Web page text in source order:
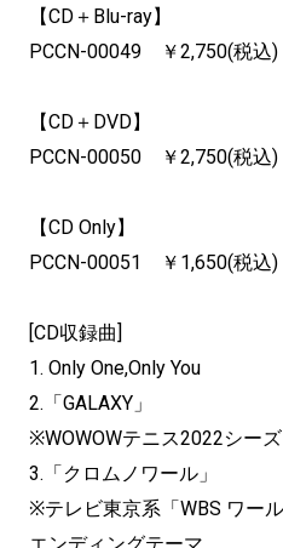
【CD＋Blu-ray】
PCCN-00049 ￥2,750(税込)
【CD＋DVD】
PCCN-00050 ￥2,750(税込)
【CD Only】
PCCN-00051 ￥1,650(税込)
[CD収録曲]
1. Only One,Only You
2.「GALAXY」
※WOWOWテニス2022シー
3.「クロムノワール」
※テレビ東京系「WBS ワー